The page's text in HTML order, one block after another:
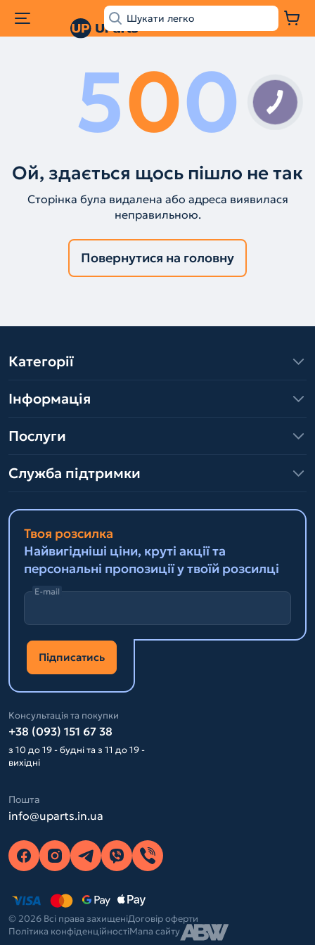
500
Ой, здається щось пішло не так
Сторінка була видалена або адреса виявилася
неправильною.
Повернутися на головну
Категорії
Інформація
Послуги
Служба підтримки
Твоя розсилка
Найвигідніші ціни, круті акції та
персональні пропозиції у твоїй розсилці
E-mail
Підписатись
Консультація та покупки
+38 (093) 151 67 38
з 10 до 19 - будні та з 11 до 19 -
вихідні
Пошта
info@uparts.in.ua
© 2026 Всі права захищеніДоговір оферти
Політика конфіденційностіМапа сайту